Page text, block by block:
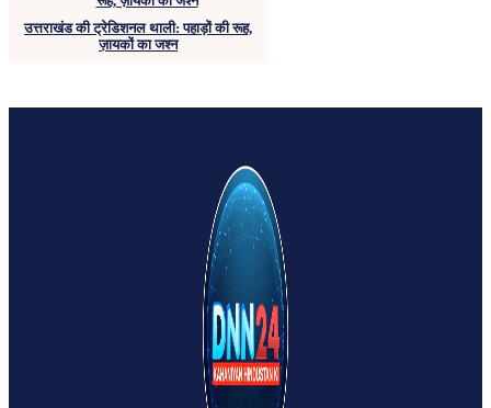
उत्तराखंड की ट्रेडिशनल थाली: पहाड़ों की रूह,
ज़ायकों का जश्न